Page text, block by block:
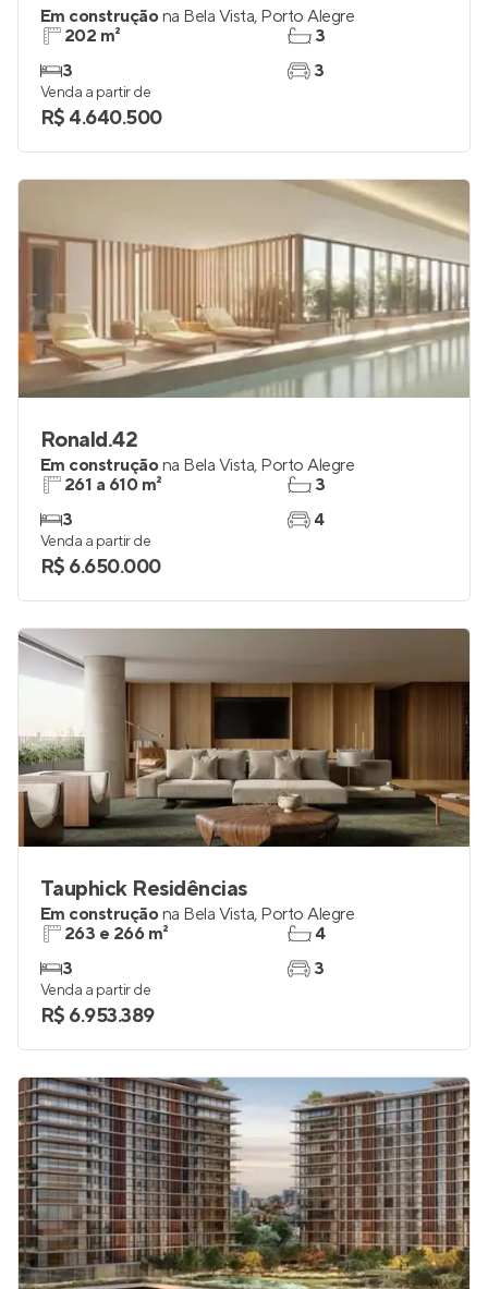
Em construçãona Bela Vista, Porto Alegre
202 m²
3
3
3
Venda a partir de
R$ 4.640.500
Ronald.42
Em construçãona Bela Vista, Porto Alegre
261 a 610 m²
3
3
4
Venda a partir de
R$ 6.650.000
Tauphick Residências
Em construçãona Bela Vista, Porto Alegre
263 e 266 m²
3
4
3
Venda a partir de
R$ 6.953.389